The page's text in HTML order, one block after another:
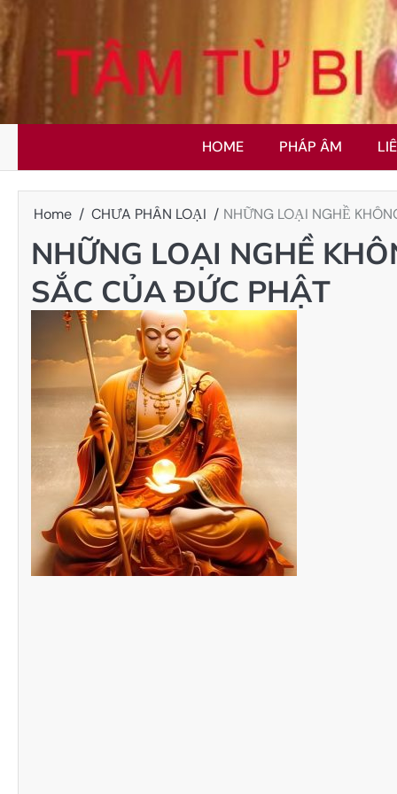
Skip
to
content
HOME PHÁP ÂM
Home CHƯA PHÂN LOẠI NHỮNG LOẠI NGHỀ
NHỮNG LOẠI NGHỀ
SẮC CỦA ĐỨC PHẬT